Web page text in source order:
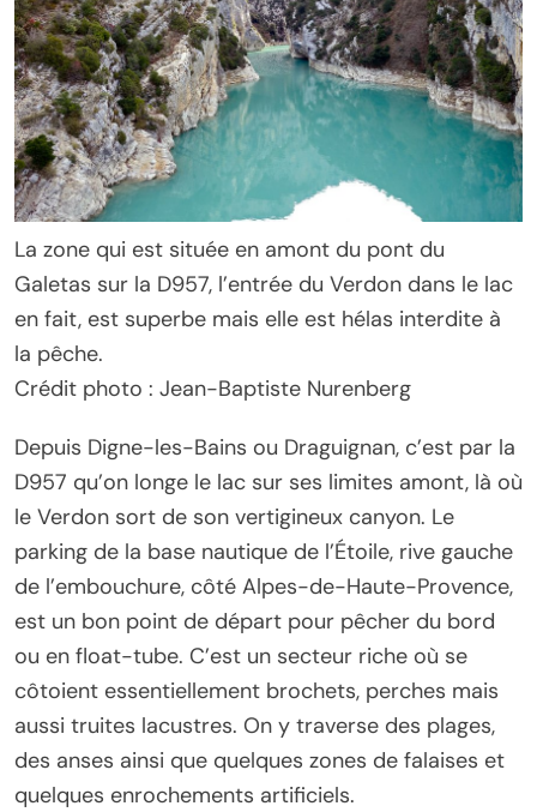
La zone qui est située en amont du pont du
Galetas sur la D957, l’entrée du Verdon dans le lac
en fait, est superbe mais elle est hélas interdite à
la pêche.
Crédit photo : Jean-Baptiste Nurenberg
Depuis Digne-les-Bains ou Draguignan, c’est par la
D957 qu’on longe le lac sur ses limites amont, là où
le Verdon sort de son vertigineux canyon. Le
parking de la base nautique de l’Étoile, rive gauche
de l’embouchure, côté Alpes-de-Haute-Provence,
est un bon point de départ pour pêcher du bord
ou en float-tube. C’est un secteur riche où se
côtoient essentiellement brochets, perches mais
aussi truites lacustres. On y traverse des plages,
des anses ainsi que quelques zones de falaises et
quelques enrochements artificiels.